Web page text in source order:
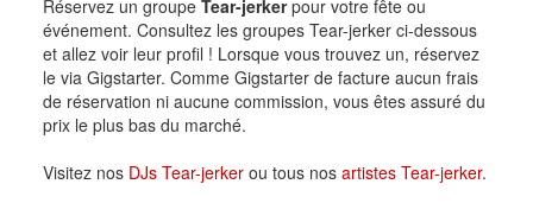
Réservez un groupe Tear-jerkerpour votre fête ou
événement. Consultez les groupes Tear-jerker ci-dessous
et allez voir leur profil ! Lorsque vous trouvez un, réservez
le via Gigstarter. Comme Gigstarter de facture aucun frais
de réservation ni aucune commission, vous êtes assuré du
prix le plus bas du marché.
Visitez nos DJs Tear-jerkerou tous nos artistes Tear-jerker.